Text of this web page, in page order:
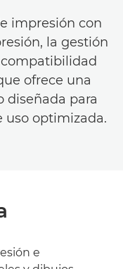
impresión con
la gestión
ofrece una
diseñada para
uso optimizada.
e